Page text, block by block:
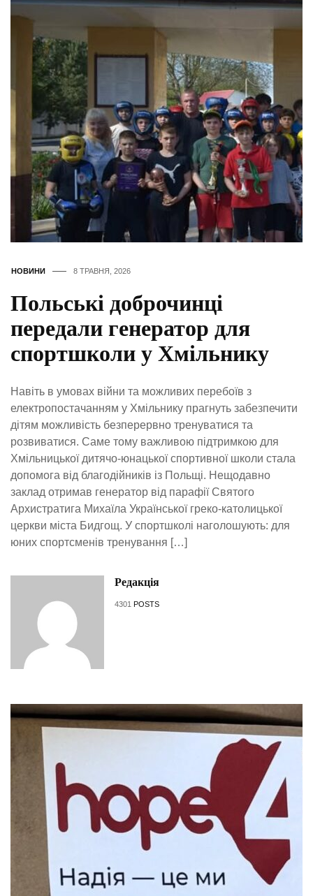
НОВИНИ 8 ТРАВНЯ, 2026
Польські доброчинці
передали генератор для
спортшколи у Хмільнику
Навіть в умовах війни та можливих перебоїв з
електропостачанням у Хмільнику прагнуть забезпечити
дітям можливість безперервно тренуватися та
розвиватися. Саме тому важливою підтримкою для
Хмільницької дитячо-юнацької спортивної школи стала
допомога від благодійників із Польщі. Нещодавно
заклад отримав генератор від парафії Святого
Архистратига Михаїла Української греко-католицької
церкви міста Бидгощ. У спортшколі наголошують: для
юних спортсменів тренування […]
Редакція
4301 POSTS